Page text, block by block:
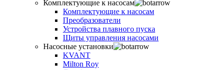
Комплектующие к насосам
Комплектующие к насосам
Преобразователи
Устройства плавного пуска
Щиты управления насосами
Насосные установки
KVANT
Milton Roy